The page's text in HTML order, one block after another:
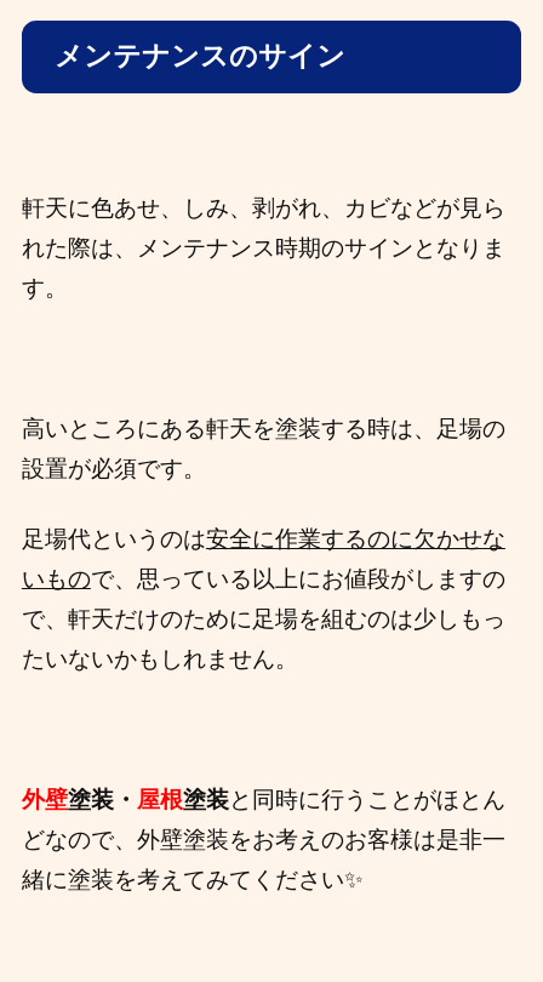
メンテナンスのサイン
軒天に色あせ、しみ、剥がれ、カビなどが見ら
れた際は、メンテナンス時期のサインとなりま
す。
高いところにある軒天を塗装する時は、足場の
設置が必須です。
足場代というのは安全に作業するのに欠かせな
いもので、思っている以上にお値段がしますの
で、軒天だけのために足場を組むのは少しもっ
たいないかもしれません。
外壁塗装・ 屋根塗装と同時に行うことがほとん
どなので、外壁塗装をお考えのお客様は是非一
緒に塗装を考えてみてください✨